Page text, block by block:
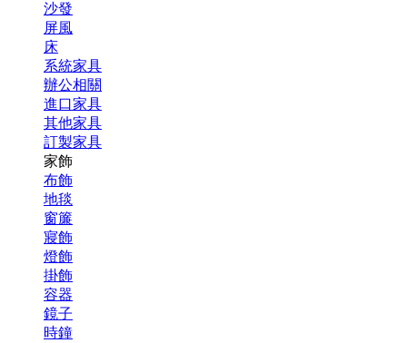
沙發
屏風
床
系統家具
辦公相關
進口家具
其他家具
訂製家具
家飾
布飾
地毯
窗簾
寢飾
燈飾
掛飾
容器
鏡子
時鐘